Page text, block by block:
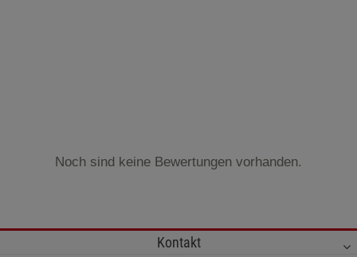
Noch sind keine Bewertungen vorhanden.
Kontakt